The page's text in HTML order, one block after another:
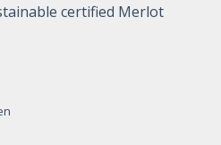
certified Merlot